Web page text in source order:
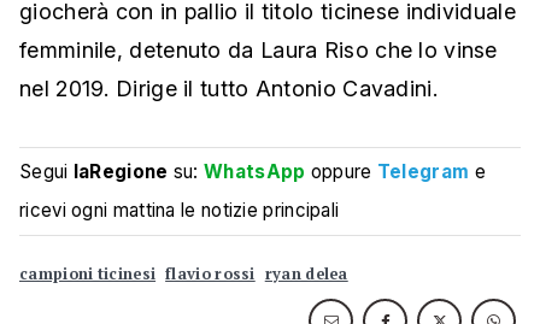
giocherà con in pallio il titolo ticinese individuale
femminile, detenuto da Laura Riso che lo vinse
nel 2019. Dirige il tutto Antonio Cavadini.
Segui laRegione su:WhatsApp oppure Telegram e
ricevi ogni mattina le notizie principali
campioni ticinesi flavio rossi ryan delea